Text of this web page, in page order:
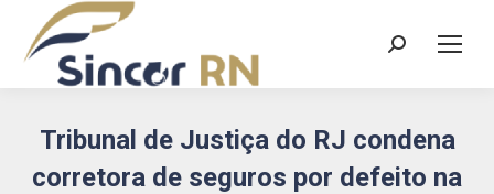
Search:
Tribunal de Justiça do RJ condena
corretora de seguros por defeito na